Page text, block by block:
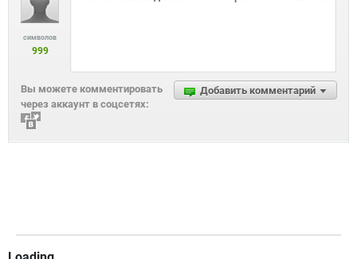
символов
999
Добавить комментарий
Вы можете комментировать
через аккаунт в соцсетях: